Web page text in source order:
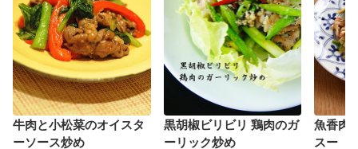
牛肉と小松菜のオイスタ
ーソース炒め
黒胡椒ビリビリ 鶏肉のガ
ーリック炒め
魚香肉
スー